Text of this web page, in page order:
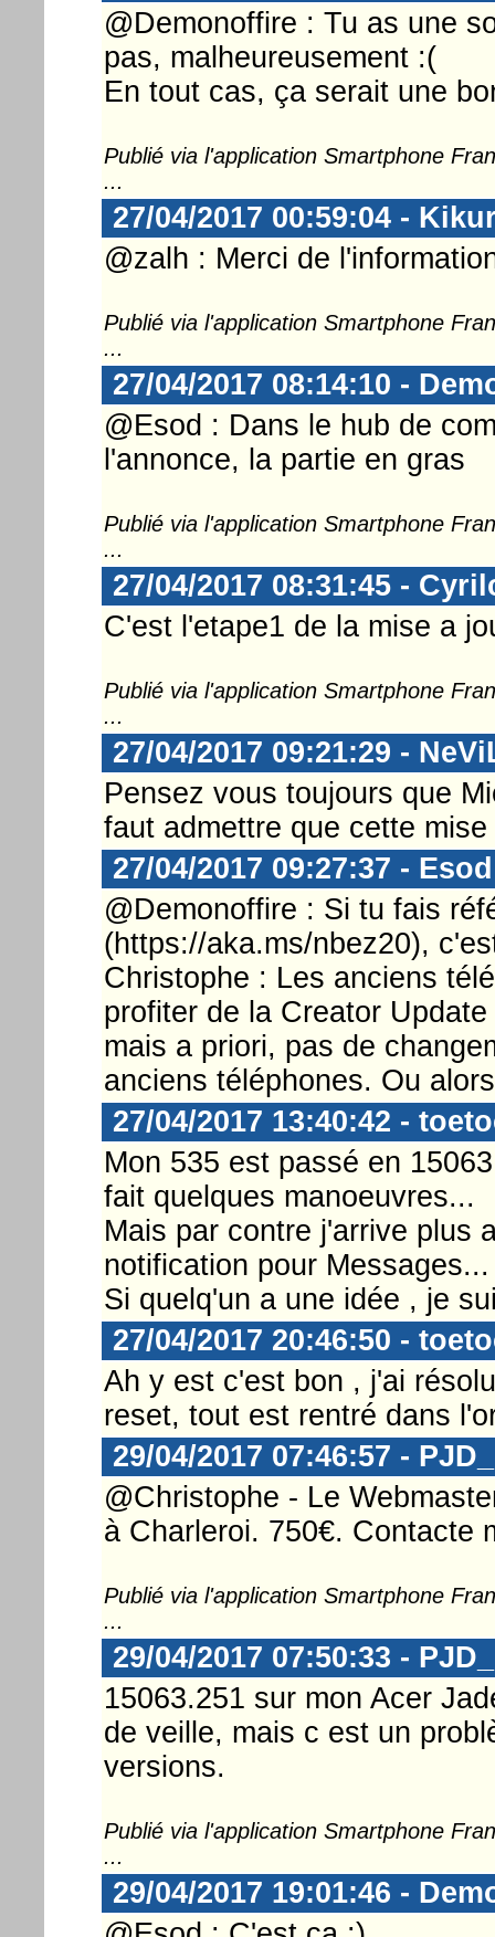
@Demonoffire : Tu as une
pas, malheureusement :(
En tout cas, ça serait une
Publié via l'application Smartphone
...
27/04/2017 00:59:04 -
@zalh : Merci de
Publié via l'application Smartphone
...
27/04/2017 08:14:10 -
@Esod : Dans le hub de
l'annonce, la partie en gras
Publié via l'application Smartphone
...
27/04/2017 08:31:45 -
C'est l'etape1 de la mise a
Publié via l'application Smartphone
...
27/04/2017 09:21:29 -
Pensez vous toujours que
faut admettre que cette
27/04/2017 09:27:37 - Esod
@Demonoffire : Si tu fais
(https://aka.ms/nbez20),
Christophe : Les anciens
profiter de la Creator
mais a priori, pas de
anciens téléphones. Ou
27/04/2017 13:40:42 -
Mon 535 est passé en
fait quelques manoeuvres...
Mais par contre j'arrive plus
notification pour Messages...
Si quelq'un a une idée , je
27/04/2017 20:46:50 -
Ah y est c'est bon , j'ai
reset, tout est rentré dans
29/04/2017 07:46:57 -
@Christophe - Le
à Charleroi. 750€. Contacte
Publié via l'application Smartphone
...
29/04/2017 07:50:33 -
15063.251 sur mon Acer
de veille, mais c est un
versions.
Publié via l'application Smartphone
...
29/04/2017 19:01:46 -